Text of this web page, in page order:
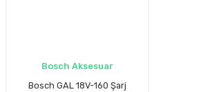
Bosch Aksesuar
Bosch GAL 18V-160 Şarj